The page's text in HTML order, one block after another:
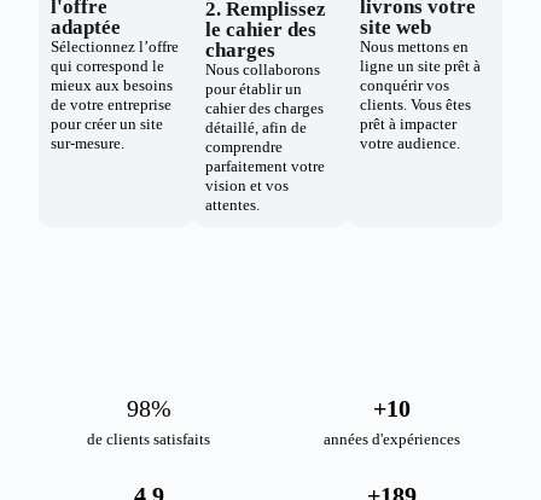
l'offre
adaptée
Sélectionnez l’offre
qui correspond le
mieux aux besoins
de votre entreprise
pour créer un site
sur-mesure.
2. Remplissez
le cahier des
charges
Nous collaborons
pour établir un
cahier des charges
détaillé, afin de
comprendre
parfaitement votre
vision et vos
attentes.
livrons votre
site web
Nous mettons en
ligne un site prêt à
conquérir vos
clients. Vous êtes
prêt à impacter
votre audience.
de clients satisfaits
98%
années d'expériences
+10